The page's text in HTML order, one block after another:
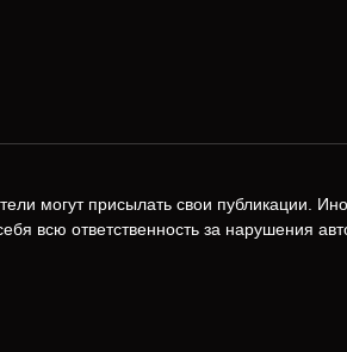
могут присылать свои публикации.
всю ответственность за нарушения